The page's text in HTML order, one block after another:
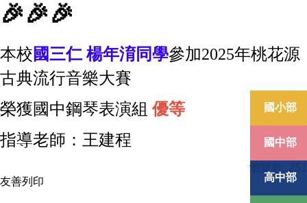
國小部
國中部
高中部
🎉🎉🎉
本校國三仁 楊年淯同學參加2025年桃花源
古典流行音樂大賽
榮獲國中鋼琴表演組 優等
指導老師：王建程
瀏覽數:
友善列印